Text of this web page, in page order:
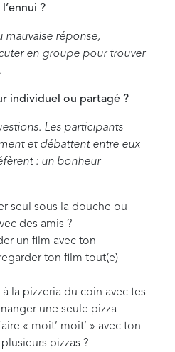
?
mauvaise réponse,
en groupe pour trouver
individuel ou partagé ?
Les participants
et débattent entre eux
: un bonheur
seul sous la douche ou
des amis ?
un film avec ton
ton film tout(e)
à la pizzeria du coin avec tes
une seule pizza
« moit’ moit’ » avec ton
pizzas ?